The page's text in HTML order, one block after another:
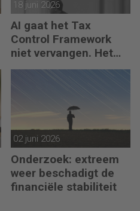
18 juni 2026
AI gaat het Tax
Control Framework
niet vervangen. Het
maakt de fiscalist die
kan doorvragen alleen
02 juni 2026
Onderzoek: extreem
weer beschadigt de
financiële stabiliteit